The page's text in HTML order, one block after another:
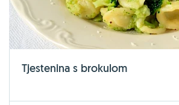
Tjestenina s brokulom